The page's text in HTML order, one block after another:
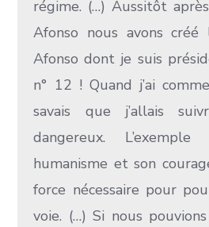
régime. (…) Aussitôt
Afonso nous avons créé
Afonso dont je suis
n° 12 ! Quand j’ai
savais que j’allais
dangereux.
humanisme et son
force nécessaire pour
voie. (…) Si nous